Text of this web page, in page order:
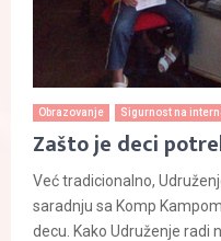
Obrazovanje Sigurnost na
Zašto je deci
Već tradicionalno,
saradnju sa Komp
decu. Kako Udruženje radi